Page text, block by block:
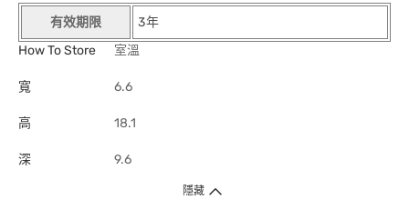
有效期限
3年
How To Store
室溫
寬 6.6
高 18.1
深 9.6
隱藏